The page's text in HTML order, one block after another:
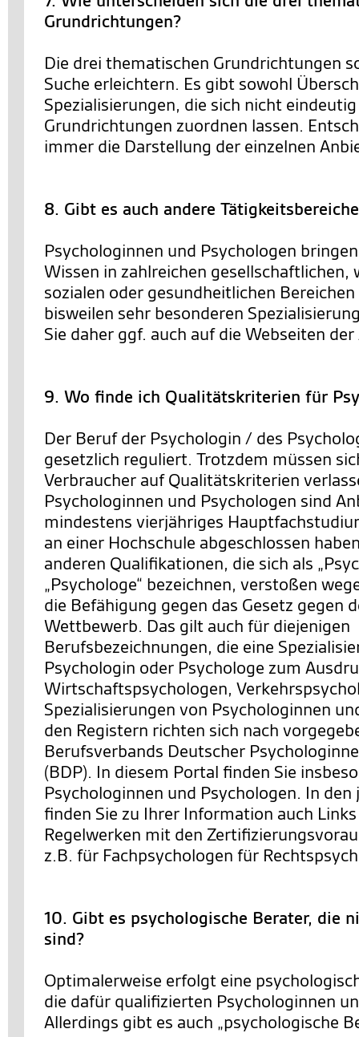
Grundrichtungen?
Die drei thematischen Grundrichtungen
Suche erleichtern. Es gibt sowohl
Spezialisierungen, die sich nicht
Grundrichtungen zuordnen lassen.
immer die Darstellung der einzelnen
8. Gibt es auch andere
Psychologinnen und Psychologen
Wissen in zahlreichen
sozialen oder gesundheitlichen
bisweilen sehr besonderen
Sie daher ggf. auch auf die Webseiten
9. Wo finde ich Qualitätskriterien für
Der Beruf der Psychologin / des
gesetzlich reguliert. Trotzdem müssen
Verbraucher auf Qualitätskriterien
Psychologinnen und Psychologen sind
mindestens vierjähriges
an einer Hochschule abgeschlossen
anderen Qualifikationen, die sich als
„Psychologe“ bezeichnen, verstoßen
die Befähigung gegen das Gesetz gegen
Wettbewerb. Das gilt auch für diejenigen
Berufsbezeichnungen, die eine
Psychologin oder Psychologe zum
Wirtschaftspsychologen,
Spezialisierungen von Psychologinnen
den Registern richten sich nach
Berufsverbands Deutscher
(BDP). In diesem Portal finden Sie
Psychologinnen und Psychologen. In
finden Sie zu Ihrer Information auch
Regelwerken mit den
z.B. für Fachpsychologen für
10. Gibt es psychologische Berater, die
sind?
Optimalerweise erfolgt eine
die dafür qualifizierten Psychologinnen
Allerdings gibt es auch „psychologische